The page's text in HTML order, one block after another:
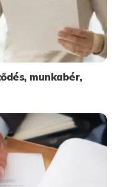
munkabér,